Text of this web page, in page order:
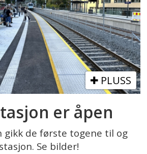
PLUSS
er åpen
gikk de første togene til og
Se bilder!